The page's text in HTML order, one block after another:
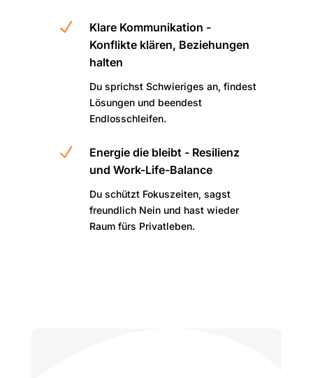
N
Klare Kommunikation -
Konflikte klären, Beziehungen
halten
Du sprichst Schwieriges an, findest
Lösungen und beendest
Endlosschleifen.
N
Energie die bleibt - Resilienz
und Work-Life-Balance
Du schützt Fokuszeiten, sagst
freundlich Nein und hast wieder
Raum fürs Privatleben.